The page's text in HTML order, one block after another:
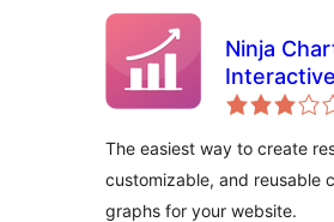
Ninja
and
The easiest way to create
customizable, and reusable
graphs for your website.